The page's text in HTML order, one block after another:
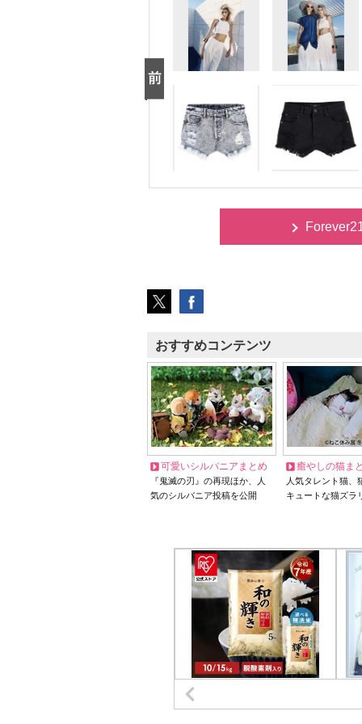
おすすめコンテンツ
可愛いシルバニアまとめ
『鬼滅の刃』の再現ほか、人
気のシルバニア投稿を公開
癒やしの猫ま
人気タレント猫
キュートな猫ズラ